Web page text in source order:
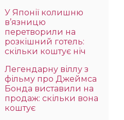
У Японії колишню
в’язницю
перетворили на
розкішний готель:
скільки коштує ніч
Легендарну віллу з
фільму про Джеймса
Бонда виставили на
продаж: скільки вона
коштує